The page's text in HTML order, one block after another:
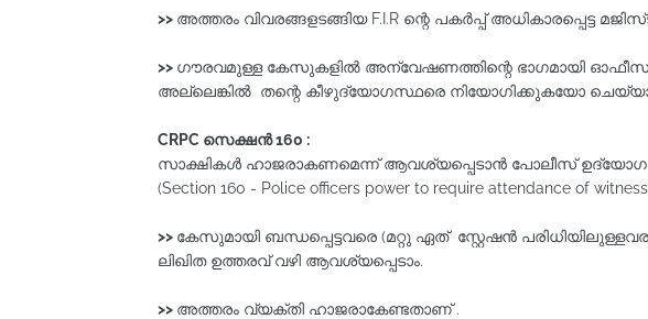
>> അത്തരം വിവരങ്ങളടങ്ങിയ F.I.R ന്റെ പകര്‍പ്പ്‌ അധികാരപ്പെട്ട
>> ഗൗരവമുള്ള കേസുകളിൽ അന്വേഷണത്തിന്റെ ഭാഗമായി
അല്ലെങ്കിൽ തന്റെ കീഴുദ്യോഗസ്ഥരെ നിയോഗിക്കുകയോ
CRPC സെക്ഷൻ 160 :
സാക്ഷികൾ ഹാജരാകണമെന്ന്‌ ആവശ്യപ്പെടാൻ പോലീസ്‌
(Section 160 - Police officers power to require attendance of
>> കേസുമായി ബന്ധപ്പെട്ടവരെ (മറ്റു ഏത് സ്റ്റേഷൻ
ലിഖിത ഉത്തരവ്‌ വഴി ആവശ്യപ്പെടാം.
>> അത്തരം വ്യക്തി ഹാജരാകേണ്ടതാണ് .